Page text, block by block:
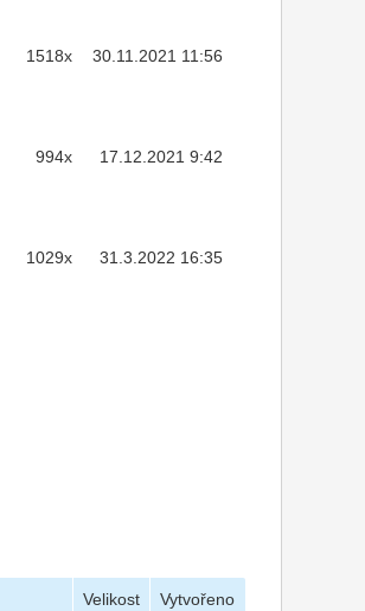
1518x 30.11.2021 11:56
994x 17.12.2021 9:42
1029x 31.3.2022 16:35
Velikost Vytvořeno